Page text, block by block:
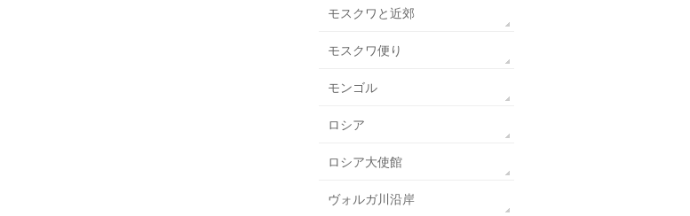
モスクワと近郊
モスクワ便り
モンゴル
ロシア
ロシア大使館
ヴォルガ川沿岸